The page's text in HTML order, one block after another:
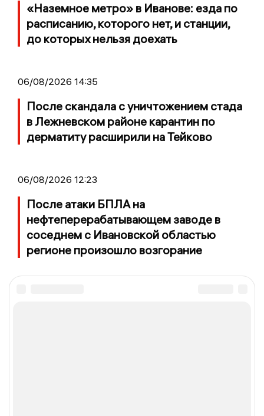
«Наземное метро» в Иванове: езда по
расписанию, которого нет, и станции,
до которых нельзя доехать
06/08/2026 14:35
После скандала с уничтожением стада
в Лежневском районе карантин по
дерматиту расширили на Тейково
06/08/2026 12:23
После атаки БПЛА на
нефтеперерабатывающем заводе в
соседнем с Ивановской областью
регионе произошло возгорание